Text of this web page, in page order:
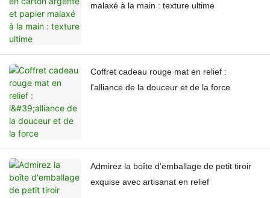
malaxé à la main : texture ultime
Coffret cadeau rouge mat en relief :
l'alliance de la douceur et de la force
Admirez la boîte d'emballage de petit tiroir
exquise avec artisanat en relief